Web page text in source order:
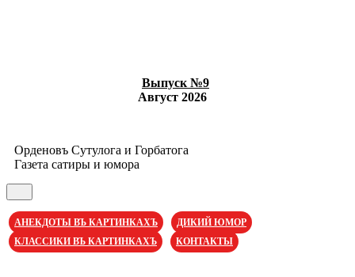
Выпуск №9
Август 2026
Орденовъ Сутулога и Горбатога
Газета сатиры и юмора
Открыть
АНЕКДОТЫ ВЪ КАРТИНКАХЪ
ДИКИЙ ЮМОР
КЛАССИКИ ВЪ КАРТИНКАХЪ
КОНТАКТЫ